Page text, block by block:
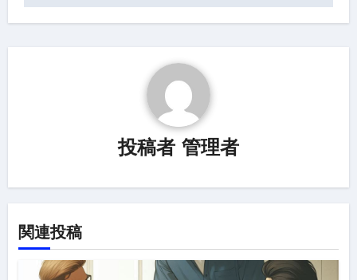
ゲ
投稿者 管理者
関連投稿